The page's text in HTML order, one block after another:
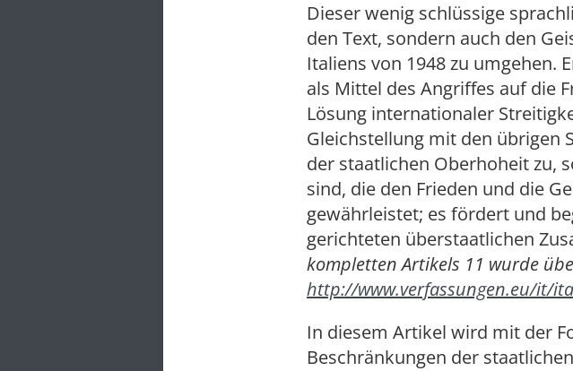
Dieser wenig schlüssige
den Text, sondern auch den
Italiens von 1948 zu umgehen.
als Mittel des Angriffes auf die
Lösung internationaler
Gleichstellung mit den übrigen
der staatlichen Oberhoheit zu,
sind, die den Frieden und die
gewährleistet; es fördert und
gerichteten überstaatlichen
kompletten Artikels 11 wurde
http://www.verfassungen.eu/it/
In diesem Artikel wird mit der
Beschränkungen der